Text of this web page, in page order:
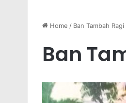
Home / Ban Tambah Ragi
Ban